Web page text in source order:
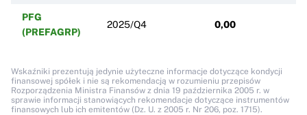
PFG
(PREFAGRP)
2025/Q4 0,00
Wskaźniki prezentują jedynie użyteczne informacje dotyczące kondycji
finansowej spółek i nie są rekomendacją w rozumieniu przepisów
Rozporządzenia Ministra Finansów z dnia 19 października 2005 r. w
sprawie informacji stanowiących rekomendacje dotyczące instrumentów
finansowych lub ich emitentów (Dz. U. z 2005 r. Nr 206, poz. 1715).